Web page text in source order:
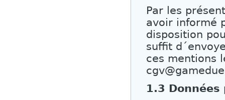
Par les
avoir informé
disposition
suffit
ces mentions
1.3